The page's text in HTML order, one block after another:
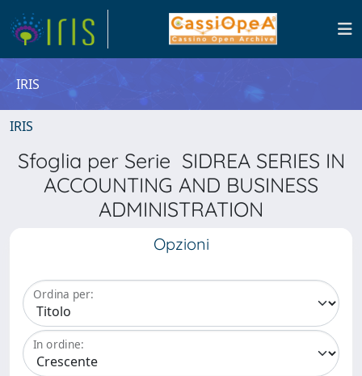
IRIS
IRIS
Sfoglia per Serie SIDREA SERIES IN
ACCOUNTING AND BUSINESS
ADMINISTRATION
Opzioni
Ordina per:
In ordine: